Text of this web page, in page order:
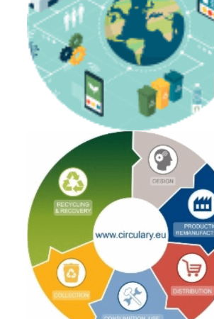
Soluzione per
Sviluppo di Tecnologie Sostenibili